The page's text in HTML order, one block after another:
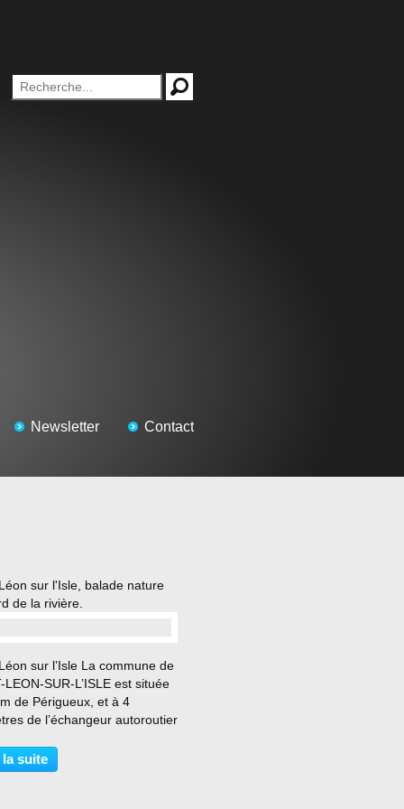
Newsletter Contact
sur l'Isle, balade nature
de la rivière.
sur l’Isle La commune de
LEON-SUR-L’ISLE est située
de Périgueux, et à 4
de l’échangeur autoroutier
la route départementale 3 offre
touristique entre la
la suite